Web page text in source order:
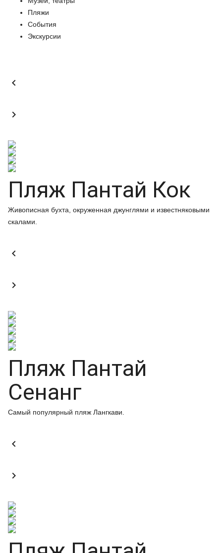
Пляжи
События
Экскурсии


Пляж Пантай Кок
Живописная бухта, окруженная джунглями и известняковыми
скалами.


Пляж Пантай
Сенанг
Самый популярный пляж Лангкави.

